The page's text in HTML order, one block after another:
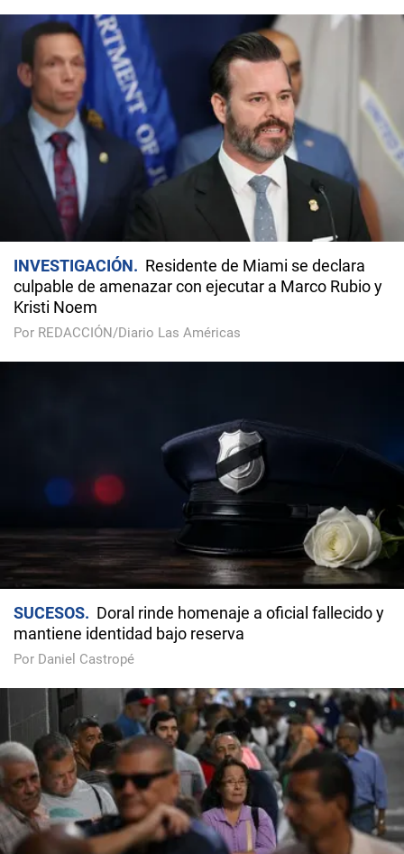
INVESTIGACIÓN
Residente de Miami se declara
culpable de amenazar con ejecutar a Marco Rubio y
Kristi Noem
Por REDACCIÓN/Diario Las Américas
SUCESOS
Doral rinde homenaje a oficial fallecido y
mantiene identidad bajo reserva
Por Daniel Castropé